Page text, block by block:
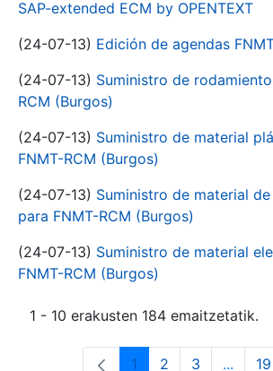
SAP-extended ECM by OPENTEXT
(24-07-13) Edición de agendas
(24-07-13) Suministro de
RCM (Burgos)
(24-07-13) Suministro de material
FNMT-RCM (Burgos)
(24-07-13) Suministro de material
para FNMT-RCM (Burgos)
(24-07-13) Suministro de material
FNMT-RCM (Burgos)
1 - 10 erakusten 184 emaitzetatik.
1 2 3 ... 19